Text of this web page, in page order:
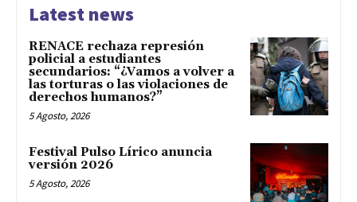
Latest news
RENACE rechaza represión
policial a estudiantes
secundarios: “¿Vamos a volver a
las torturas o las violaciones de
derechos humanos?”
5 Agosto, 2026
Festival Pulso Lírico anuncia
versión 2026
5 Agosto, 2026